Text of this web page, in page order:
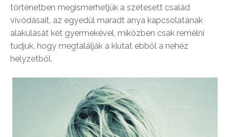
történetben megismerhetjük a szétesett család
vívódásait, az egyedül maradt anya kapcsolatának
alakulását két gyermekével, miközben csak remélni
tudjuk, hogy megtalálják a kiutat ebből a nehéz
helyzetből.